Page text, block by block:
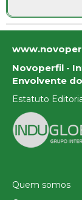
Novoperfil -
Envolvente
Estatuto
Quem somos